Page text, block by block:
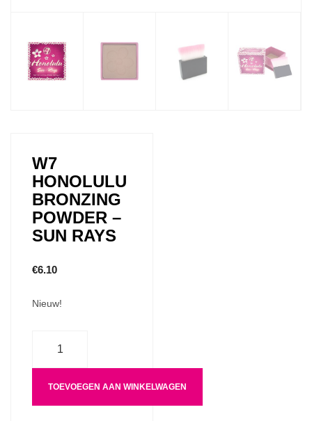
W7
HONOLULU
BRONZING
POWDER –
SUN RAYS
€6.10
Nieuw!
TOEVOEGEN AAN WINKELWAGEN